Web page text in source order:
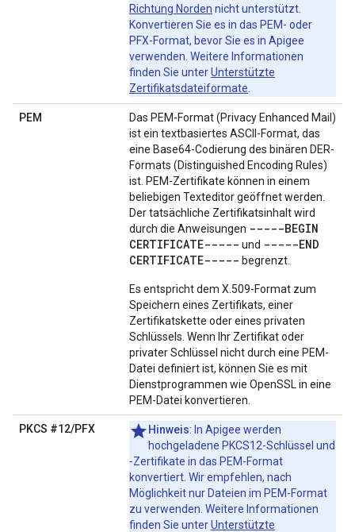
Richtung Norden nicht unterstützt.
Konvertieren Sie es in das PEM- oder
PFX-Format, bevor Sie es in Apigee
verwenden. Weitere Informationen
finden Sie unterUnterstützte
Zertifikatsdateiformate
PEM
Das PEM-Format (Privacy Enhanced Mail)
ist ein textbasiertes ASCII-Format, das
eine Base64-Codierung des binären DER-
Formats (Distinguished Encoding Rules)
ist. PEM-Zertifikate können in einem
beliebigen Texteditor geöffnet werden.
Der tatsächliche Zertifikatsinhalt wird
durch die Anweisungen -----BEGIN
CERTIFICATE----- und -----END
CERTIFICATE----- begrenzt.
Es entspricht dem X.509-Format zum
Speichern eines Zertifikats, einer
Zertifikatskette oder eines privaten
Schlüssels. Wenn Ihr Zertifikat oder
privater Schlüssel nicht durch eine PEM-
Datei definiert ist, können Sie es mit
Dienstprogrammen wie OpenSSL in eine
PEM-Datei konvertieren.
PKCS #12/PFX Hinweis: In Apigee werden
hochgeladene PKCS12-Schlüssel und
‑Zertifikate in das PEM-Format
konvertiert. Wir empfehlen, nach
Möglichkeit nur Dateien im PEM-Format
zu verwenden. Weitere Informationen
finden Sie unterUnterstützte